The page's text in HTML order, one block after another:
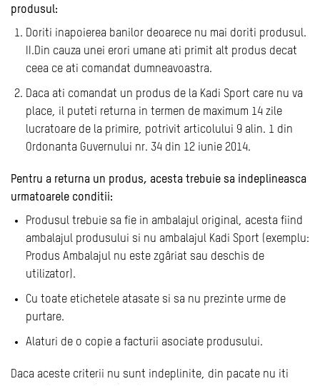
produsul:
Doriti inapoierea banilor deoarece nu mai doriti produsul.
II.Din cauza unei erori umane ati primit alt produs decat
ceea ce ati comandat dumneavoastra.
Daca ati comandat un produs de la Kadi Sport care nu va
place, il puteti returna in termen de maximum 14 zile
lucratoare de la primire, potrivit articolului 9 alin. 1 din
Ordonanta Guvernului nr. 34 din 12 iunie 2014.
Pentru a returna un produs, acesta trebuie sa indeplineasca
urmatoarele conditii:
Produsul trebuie sa fie in ambalajul original, acesta fiind
ambalajul produsului si nu ambalajul Kadi Sport (exemplu:
Produs Ambalajul nu este zgâriat sau deschis de
utilizator).
Cu toate etichetele atasate si sa nu prezinte urme de
purtare.
Alaturi de o copie a facturii asociate produsului.
Daca aceste criterii nu sunt indeplinite, din pacate nu iti